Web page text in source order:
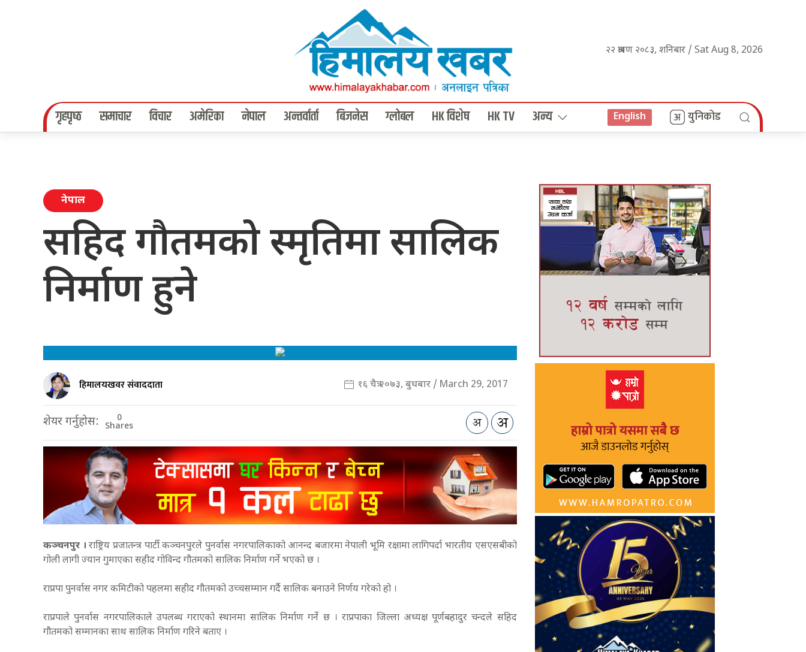
२२ श्रावण २०८३, शनिबार / Sat Aug 8, 2026
गृहपृष्‍ठ समाचार विचार अमेरिका नेपाल अन्तर्वार्ता बिजनेस ग्लोबल HK विशेष HK TV अन्य English युनिकोड
नेपाल
सहिद गौतमको स्मृतिमा सालिक
निर्माण हुने
हिमालयखवर संवाददाता १६ चैत्र २०७३, बुधबार / March 29, 2017
शेयर गर्नुहोस: 0
Shares
कञ्चनपुर । राष्ट्रिय प्रजातन्त्र पार्टी कञ्चनपुरले पुनर्वास नगरपालिकाको आनन्द बजारमा नेपाली भूमि रक्षामा लागिपर्दा भारतीय एसएसबीको
गोली लागी ज्यान गुमाएका सहीद गोविन्द गौतमको सालिक निर्माण गर्ने भएको छ ।
राप्रपा पुनर्वास नगर कमिटीको पहलमा सहीद गौतमको उच्चसम्मान गर्दै सालिक बनाउने निर्णय गरेको हो ।
राप्रपाले पुनर्वास नगरपालिकाले उपलब्ध गराएको स्थानमा सालिक निर्माण गर्ने छ । राप्रपाका जिल्ला अध्यक्ष पूर्णबहादुर चन्दले सहिद
गौतमको सम्मानका साथ सालिक निर्माण गरिने बताए ।